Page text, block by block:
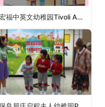
宏福中英文幼稚园Tivoli Anglo-Chinese Kindergarten（葵青区幼稚园）